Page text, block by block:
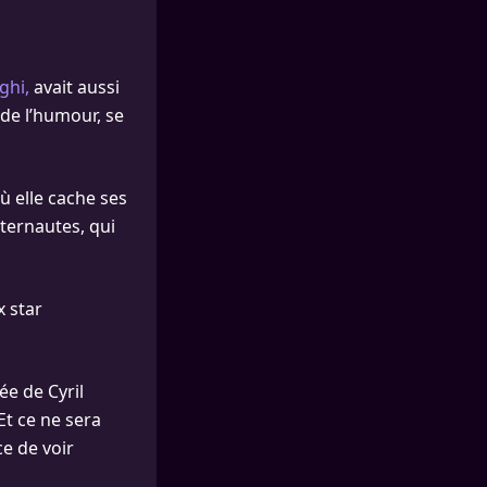
avait aussi
l’humour, se
elle cache ses
qui
star
de Cyril
ce ne sera
de voir